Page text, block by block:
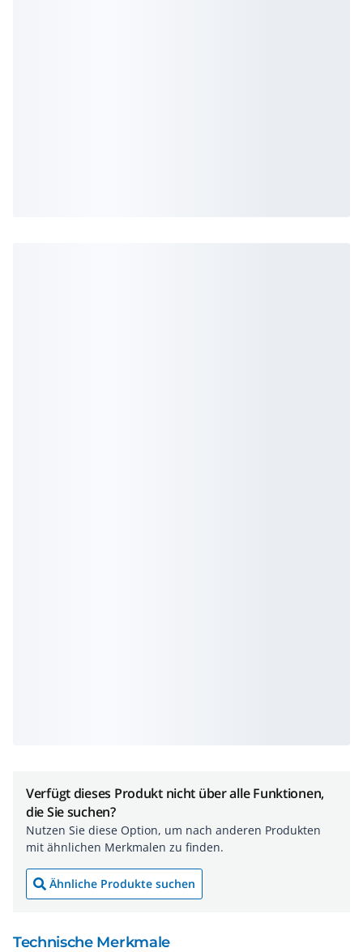
Verfügt dieses Produkt nicht über alle Funktionen,
die Sie suchen?
Nutzen Sie diese Option, um nach anderen Produkten
mit ähnlichen Merkmalen zu finden.
Ähnliche Produkte suchen
Technische Merkmale